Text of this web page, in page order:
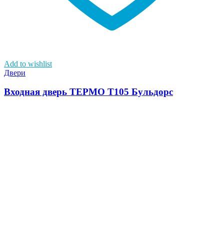
Add to wishlist
Двери
Входная дверь ТЕРМО Т105 Бульдорс